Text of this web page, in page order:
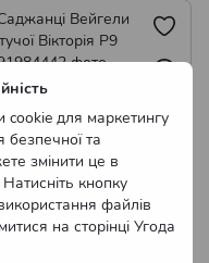
для маркетингу
безпечної та
змінити це в
кнопку
файлів
на сторінці Угода
Вейгели квітучої